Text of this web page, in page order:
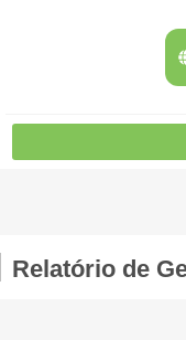
Relatório de